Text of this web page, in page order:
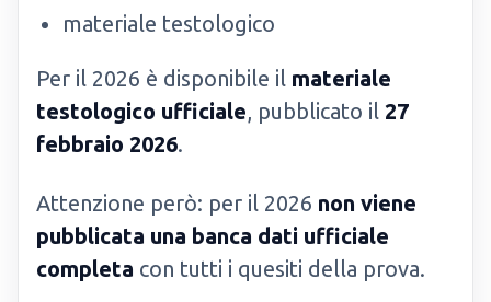
materiale testologico
Per il 2026 è disponibile il materiale
testologico ufficiale, pubblicato il 27
febbraio 2026.
Attenzione però: per il 2026 non viene
pubblicata una banca dati ufficiale
completa con tutti i quesiti della prova.